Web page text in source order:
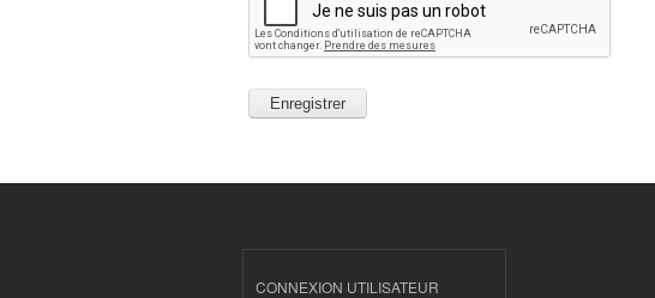
CONNEXION UTILISATEUR